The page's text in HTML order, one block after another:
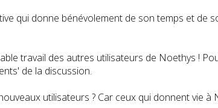
qui donne bénévolement de son temps et de
travail des autres utilisateurs de Noethys !
de la discussion.
utilisateurs ? Car ceux qui donnent vie à